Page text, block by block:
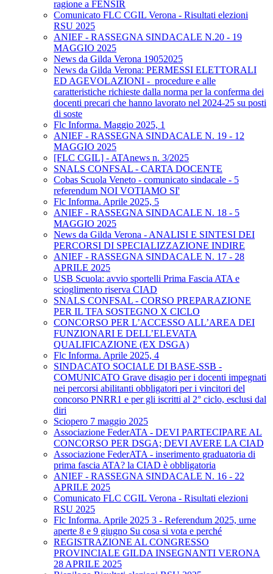
ragione a FENSIR
Comunicato FLC CGIL Verona - Risultati elezioni
RSU 2025
ANIEF - RASSEGNA SINDACALE N.20 - 19
MAGGIO 2025
News da Gilda Verona 19052025
News da Gilda Verona: PERMESSI ELETTORALI
ED AGEVOLAZIONI - procedure e alle
caratteristiche richieste dalla norma per la conferma dei
docenti precari che hanno lavorato nel 2024-25 su posti
di soste
Flc Informa. Maggio 2025, 1
ANIEF - RASSEGNA SINDACALE N. 19 - 12
MAGGIO 2025
[FLC CGIL] - ATAnews n. 3/2025
SNALS CONFSAL - CARTA DOCENTE
Cobas Scuola Veneto - comunicato sindacale - 5
referendum NOI VOTIAMO SI'
Flc Informa. Aprile 2025, 5
ANIEF - RASSEGNA SINDACALE N. 18 - 5
MAGGIO 2025
News da Gilda Verona - ANALISI E SINTESI DEI
PERCORSI DI SPECIALIZZAZIONE INDIRE
ANIEF - RASSEGNA SINDACALE N. 17 - 28
APRILE 2025
USB Scuola: avvio sportelli Prima Fascia ATA e
scioglimento riserva CIAD
SNALS CONFSAL - CORSO PREPARAZIONE
PER IL TFA SOSTEGNO X CICLO
CONCORSO PER L’ACCESSO ALL’AREA DEI
FUNZIONARI E DELL’ELEVATA
QUALIFICAZIONE (EX DSGA)
Flc Informa. Aprile 2025, 4
SINDACATO SOCIALE DI BASE-SSB -
COMUNICATO Grave disagio per i docenti impegnati
nei percorsi abilitanti obbligatori per i vincitori del
concorso PNRR1 e per gli iscritti al 2° ciclo, esclusi dal
diri
Sciopero 7 maggio 2025
Associazione FederATA - DEVI PARTECIPARE AL
CONCORSO PER DSGA; DEVI AVERE LA CIAD
Associazione FederATA - inserimento graduatoria di
prima fascia ATA? la CIAD è obbligatoria
ANIEF - RASSEGNA SINDACALE N. 16 - 22
APRILE 2025
Comunicato FLC CGIL Verona - Risultati elezioni
RSU 2025
Flc Informa. Aprile 2025 3 - Referendum 2025, urne
aperte 8 e 9 giugno Su cosa si vota e perché
REGISTRAZIONE AL CONGRESSO
PROVINCIALE GILDA INSEGNANTI VERONA
28 APRILE 2025